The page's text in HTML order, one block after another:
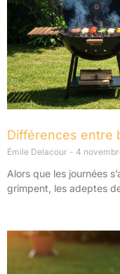
Différences entre
Émile Delacour 4
Alors que les journées
grimpent, les adeptes